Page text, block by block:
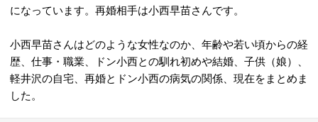
になっています。再婚相手は小西早苗さんです。
小西早苗さんはどのような女性なのか、年齢や若い頃からの経
歴、仕事・職業、ドン小西との馴れ初めや結婚、子供（娘）、
軽井沢の自宅、再婚とドン小西の病気の関係、現在をまとめま
した。